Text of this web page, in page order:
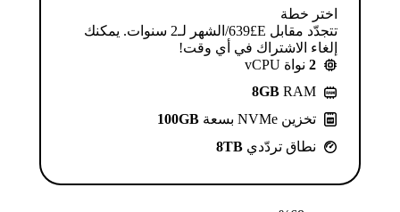
اختر خطة
تتجدّد مقابل E£⁦639⁩/الشهر لـ2 سنوات. يمكنك
إلغاء الاشتراك في أي وقت!
2 نواة vCPU
8GB RAM
تخزين NVMe بسعة
100GB
نطاق تردّدي 8TB